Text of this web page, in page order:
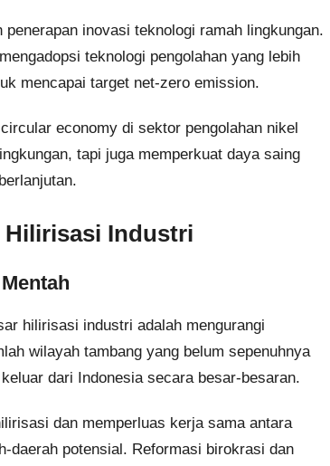
inovasi teknologi ramah lingkungan.
teknologi pengolahan yang lebih
mencapai target net-zero emission.
economy di sektor pengolahan nikel
tapi juga memperkuat daya saing
Hilirisasi Industri
hilirisasi industri adalah mengurangi
wilayah tambang yang belum sepenuhnya
dari Indonesia secara besar-besaran.
dan memperluas kerja sama antara
daerah potensial. Reformasi birokrasi dan